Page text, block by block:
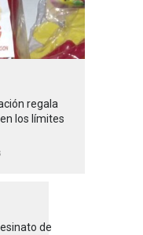
regala
los límites
de